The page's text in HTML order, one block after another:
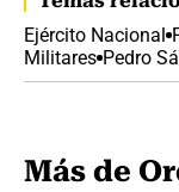
Ejército Nacional
Militares Pedro
Más de